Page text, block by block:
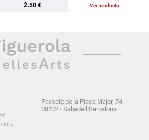
2.50 € Ver producto
a
Passeig de la Plaça Major, 74
08202 - Sabadell Barcelona